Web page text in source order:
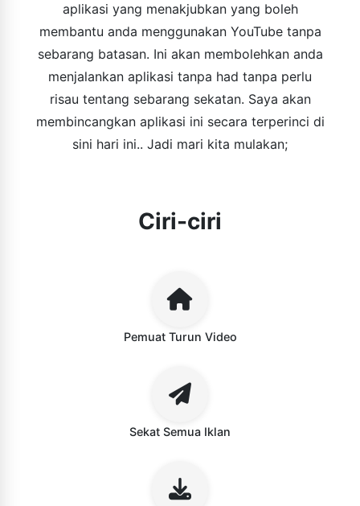
aplikasi yang menakjubkan yang boleh
membantu anda menggunakan YouTube tanpa
sebarang batasan. Ini akan membolehkan anda
menjalankan aplikasi tanpa had tanpa perlu
risau tentang sebarang sekatan. Saya akan
membincangkan aplikasi ini secara terperinci di
sini hari ini.. Jadi mari kita mulakan;
Ciri-ciri
Pemuat Turun Video
Sekat Semua Iklan